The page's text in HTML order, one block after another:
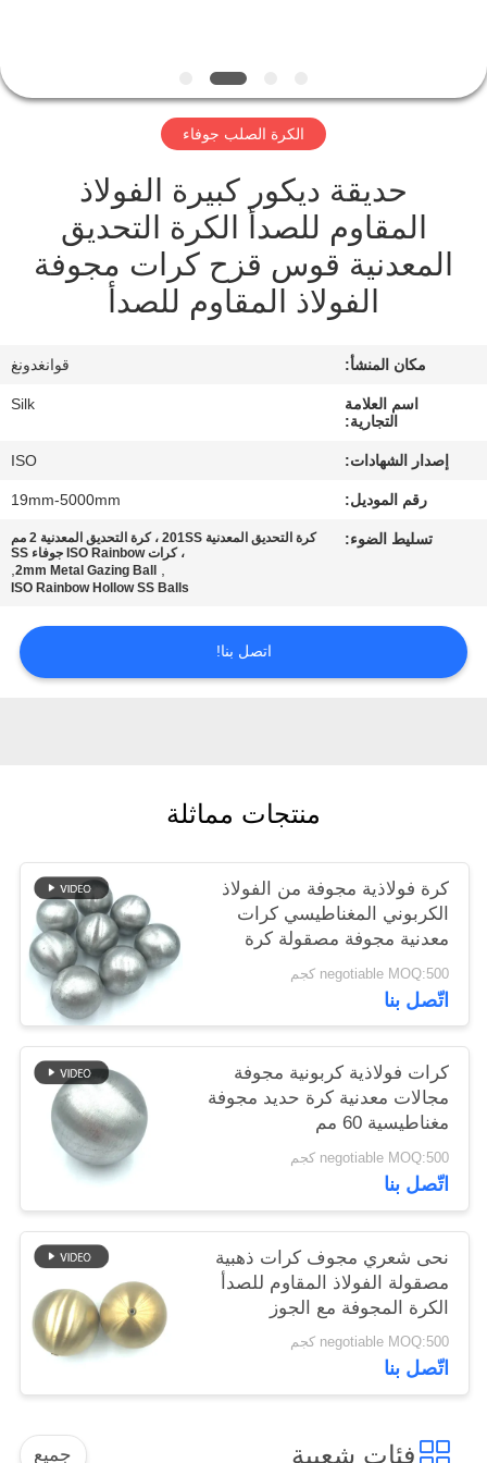
الجودة
أخبار
اطلب
اقتباس
خريطة
الموقع
PRIVACY
POLICY
الكرة الصلب جوفاء
حديقة ديكور كبيرة الفولاذ
المقاوم للصدأ الكرة التحديق
المعدنية قوس قزح كرات مجوفة
الفولاذ المقاوم للصدأ
مكان المنشأ: قوانغدونغ
اسم العلامة
التجارية:
Silk
إصدار الشهادات: ISO
رقم الموديل: 19mm-5000mm
تسليط الضوء:
كرة التحديق المعدنية 201SS ، كرة التحديق المعدنية 2 مم
، كرات ISO Rainbow جوفاء SS
,
2mm Metal Gazing Ball
,
ISO Rainbow Hollow SS Balls
اتصل بنا!
منتجات مماثلة
كرة فولاذية مجوفة من الفولاذ
الكربوني المغناطيسي كرات
معدنية مجوفة مصقولة كرة
فولاذية مجوفة
negotiable MOQ:500 كجم
اتّصل بنا
كرات فولاذية كربونية مجوفة
مجالات معدنية كرة حديد مجوفة
مغناطيسية 60 مم
negotiable MOQ:500 كجم
اتّصل بنا
نحى شعري مجوف كرات ذهبية
مصقولة الفولاذ المقاوم للصدأ
الكرة المجوفة مع الجوز
negotiable MOQ:500 كجم
اتّصل بنا
فئات شعبية جميع